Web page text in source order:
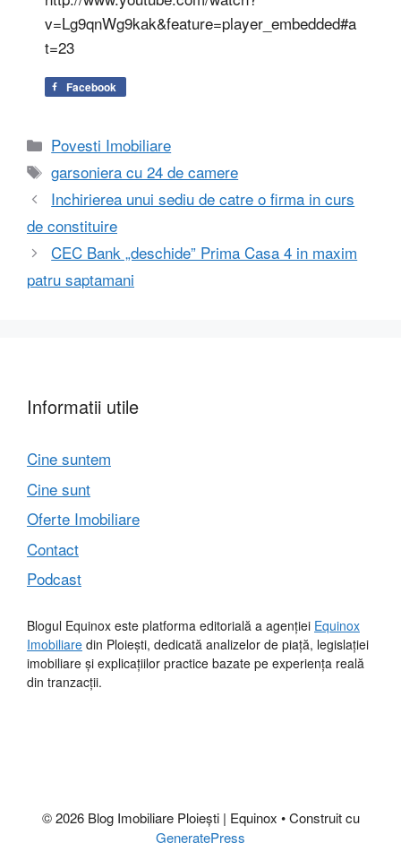
v=Lg9qnWg9kak&feature=player_embedded#a
t=23
Facebook
Categorii
Povesti Imobiliare
Etichete
garsoniera cu 24 de camere
Inchirierea unui sediu de catre o firma in curs
de constituire
CEC Bank „deschide” Prima Casa 4 in maxim
patru saptamani
Informatii utile
Cine suntem
Cine sunt
Oferte Imobiliare
Contact
Podcast
Blogul Equinox este platforma editorială a agenției Equinox
Imobiliare din Ploiești, dedicată analizelor de piață, legislației
imobiliare și explicațiilor practice bazate pe experiența reală
din tranzacții.
© 2026 Blog Imobiliare Ploiești | Equinox • Construit cu
GeneratePress